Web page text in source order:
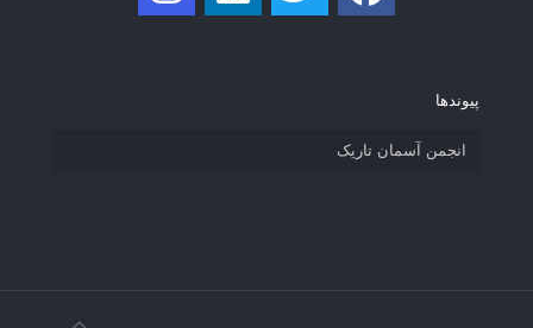
پیوند‌ها
انجمن آسمان تاریک